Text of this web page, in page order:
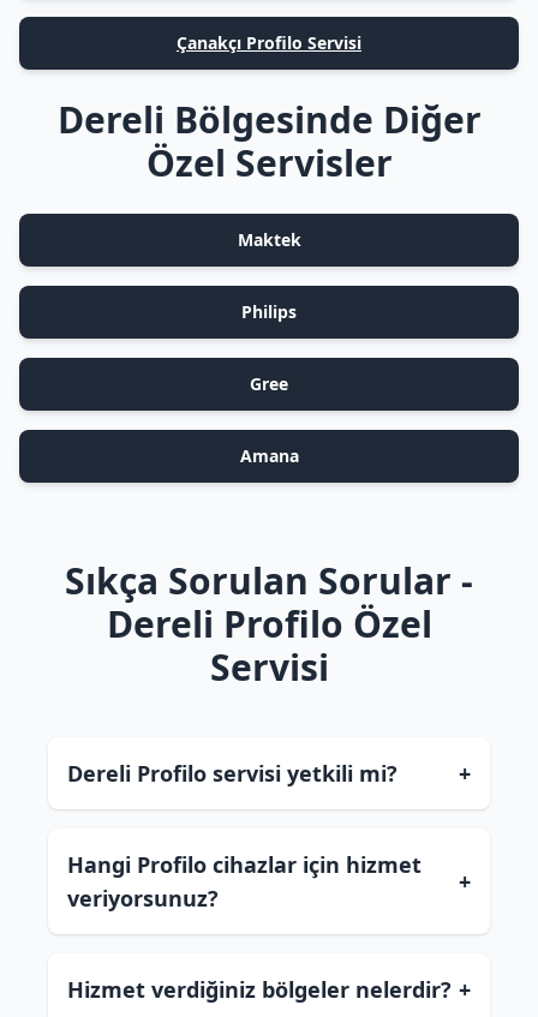
Çanakçı Profilo Servisi
Dereli Bölgesinde Diğer
Özel Servisler
Maktek
Philips
Gree
Amana
Sıkça Sorulan Sorular -
Dereli Profilo Özel
Servisi
Dereli Profilo servisi yetkili mi? +
Hangi Profilo cihazlar için hizmet
veriyorsunuz?
+
Hizmet verdiğiniz bölgeler nelerdir? +